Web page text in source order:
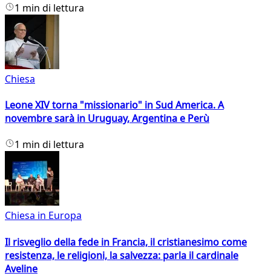
1 min di lettura
Chiesa
Leone XIV torna "missionario" in Sud America. A
novembre sarà in Uruguay, Argentina e Perù
1 min di lettura
Chiesa in Europa
Il risveglio della fede in Francia, il cristianesimo come
resistenza, le religioni, la salvezza: parla il cardinale
Aveline